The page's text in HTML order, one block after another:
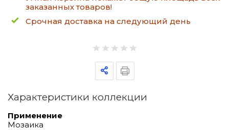
заказанных товаров!
Срочная доставка на следующий день
Характеристики коллекции
Применение
Мозаика